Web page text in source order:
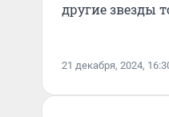
другие звезды
21 декабря, 2024,